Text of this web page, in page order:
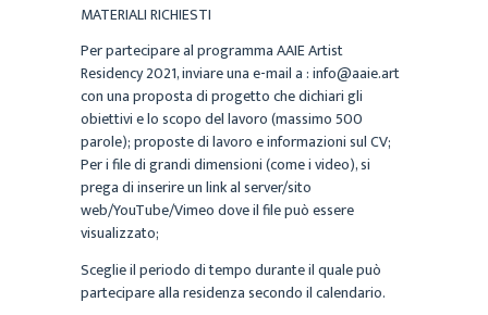
MATERIALI RICHIESTI
Per partecipare al programma AAIE Artist
Residency 2021, inviare una e-mail a : info@aaie.art
con una proposta di progetto che dichiari gli
obiettivi e lo scopo del lavoro (massimo 500
parole); proposte di lavoro e informazioni sul CV;
Per i file di grandi dimensioni (come i video), si
prega di inserire un link al server/sito
web/YouTube/Vimeo dove il file può essere
visualizzato;
Sceglie il periodo di tempo durante il quale può
partecipare alla residenza secondo il calendario.